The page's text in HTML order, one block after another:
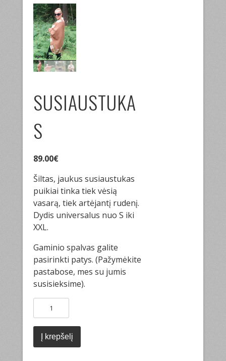
SUSIAUSTUKA
S
89.00€
Šiltas, jaukus susiaustukas
puikiai tinka tiek vėsią
vasarą, tiek artėjantį rudenį.
Dydis universalus nuo S iki
XXL.
Gaminio spalvas galite
pasirinkti patys. (Pažymėkite
pastabose, mes su jumis
susisieksime).
produkto
kiekis:
Susiaustukas
Į krepšelį